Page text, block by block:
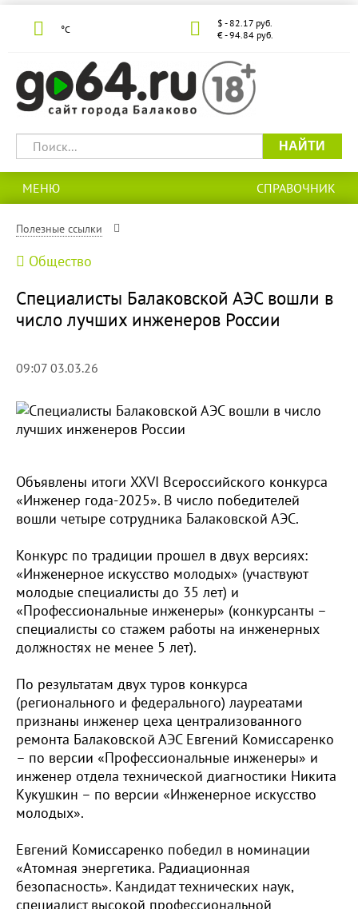
°С
$ - 82.17 руб.
€ - 94.84 руб.
НАЙТИ
МЕНЮ СПРАВОЧНИК
Полезные ссылки
Общество
Специалисты Балаковской АЭС вошли в
число лучших инженеров России
09:07 03.03.26
Объявлены итоги XXVI Всероссийского конкурса
«Инженер года-2025». В число победителей
вошли четыре сотрудника Балаковской АЭС.
Конкурс по традиции прошел в двух версиях:
«Инженерное искусство молодых» (участвуют
молодые специалисты до 35 лет) и
«Профессиональные инженеры» (конкурсанты –
специалисты со стажем работы на инженерных
должностях не менее 5 лет).
По результатам двух туров конкурса
(регионального и федерального) лауреатами
признаны инженер цеха централизованного
ремонта Балаковской АЭС Евгений Комиссаренко
– по версии «Профессиональные инженеры» и
инженер отдела технической диагностики Никита
Кукушкин – по версии «Инженерное искусство
молодых».
Евгений Комиссаренко победил в номинации
«Атомная энергетика. Радиационная
безопасность». Кандидат технических наук,
специалист высокой профессиональной